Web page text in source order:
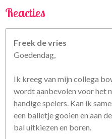
tReacties
Freek de vries
Goedendag,
Ik kreeg van mijn collega
wordt aanbevolen voor het
handige spelers. Kan ik
een balletje gooien en aan
bal uitkiezen en boren.